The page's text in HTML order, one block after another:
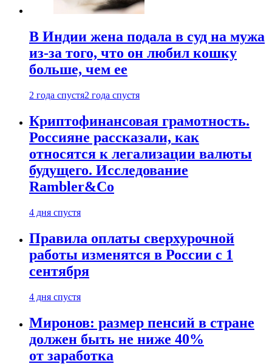
В Индии жена подала в суд на мужа
из-за того, что он любил кошку
больше, чем ее
2 года спустя2 года спустя
Криптофинансовая грамотность.
Россияне рассказали, как
относятся к легализации валюты
будущего. Исследование
Rambler&Co
4 дня спустя
Правила оплаты сверхурочной
работы изменятся в России с 1
сентября
4 дня спустя
Миронов: размер пенсий в стране
должен быть не ниже 40%
от заработка